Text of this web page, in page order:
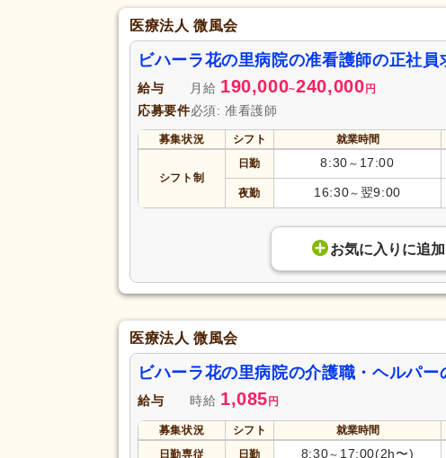
医療法人 微風会
ビハーラ花の里病院の准看護師の正社員
給与 月給 190,000~240,000 円
応募要件必須: 准看護師
募集状況 シフト 就業時間
シフト制
日勤 8:30 ～ 17:00
夜勤 16:30～ 翌9:00
お気に入り に追加
医療法人 微風会
ビハーラ花の里病院の介護職・ヘルパ
給与 時給 1,085 円
募集状況 シフト 就業時間
日勤専従
日勤 8:30～ 17:00(2h〜)